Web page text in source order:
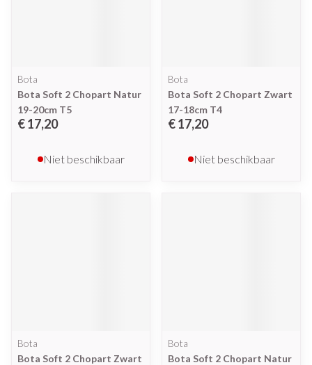
Bota
Bota Soft 2 Chopart Natur
19-20cm T5
€ 17,20
Niet beschikbaar
Bota
Bota Soft 2 Chopart Zwart
17-18cm T4
€ 17,20
Niet beschikbaar
Bota
Bota Soft 2 Chopart Zwart
Bota
Bota Soft 2 Chopart Natur